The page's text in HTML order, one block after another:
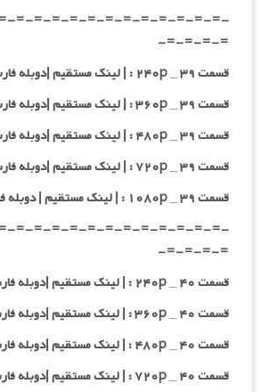
=-=-=-=-=-=-=-=-=-=-=-=-
=-=-=-=-
قسمت ۳۹ _ ۲۴۰p : | لینک مستقیم |دوبله فارسی
قسمت ۳۹ _ ۳۶۰p : | لینک مستقیم |دوبله فارسی
قسمت ۳۹ _ ۴۸۰p : | لینک مستقیم |دوبله فارسی
قسمت ۳۹ _ ۷۲۰p : | لینک مستقیم |دوبله فارسی
قسمت ۳۹ _ ۱۰۸۰p : | لینک مستقیم | دوبله فارسی
=-=-=-=-=-=-=-=-=-=-=-=-
=-=-=-=-
قسمت ۴۰ _ ۲۴۰p : | لینک مستقیم |دوبله فارسی
قسمت ۴۰ _ ۳۶۰p : | لینک مستقیم |دوبله فارسی
قسمت ۴۰ _ ۴۸۰p : | لینک مستقیم |دوبله فارسی
قسمت ۴۰ _ ۷۲۰p : | لینک مستقیم |دوبله فارسی